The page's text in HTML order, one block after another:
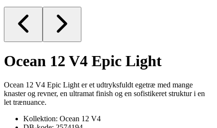
Ocean 12 V4 Epic Light
Ocean 12 V4 Epic Light er et udtryksfuldt egetræ med mange
knaster og revner, en ultramat finish og en sofistikeret struktur i en
let trænuance.
Kollektion: Ocean 12 V4